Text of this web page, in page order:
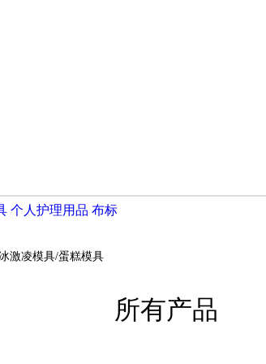
个人护理用品 布标
激凌模具/蛋糕模具
所有产品